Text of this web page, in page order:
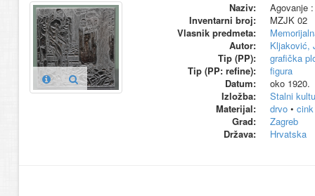
Naziv:
Agovanje
Inventarni broj:
MZJK 02
Vlasnik predmeta:
Autor:
Kljaković,
Tip (PP):
grafička
Tip (PP: refine):
figura
Datum:
oko 1920.
Izložba:
Stalni
Materijal:
drvo• cink
Grad:
Zagreb
Država:
Hrvatska